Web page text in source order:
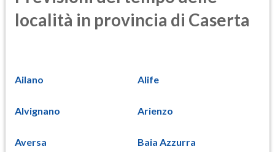
località in provincia di Caserta
Ailano Alife
Alvignano Arienzo
Aversa Baia Azzurra